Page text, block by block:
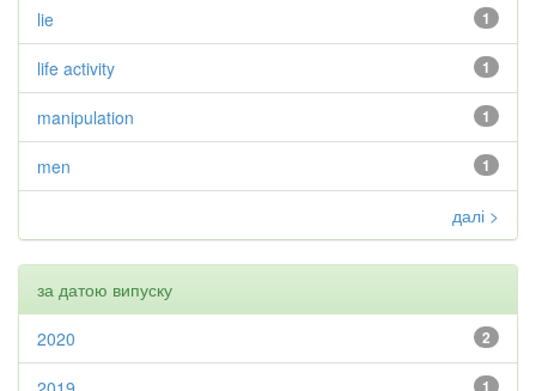
1
lie
1
life activity
1
manipulation
1
men
далі >
за датою випуску
2
2020
1